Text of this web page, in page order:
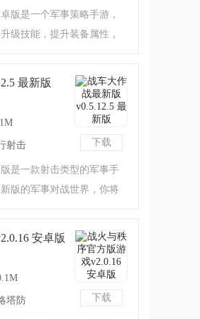
版是一个军事策略手游，
级技能，提升装备属性，
风，玩起来非常休闲，登
下载
最新版
射击
是一款射击类型的军事手
版的军事对战世界，你将
，你可以无止尽地改造你
下载
安卓版
塔防